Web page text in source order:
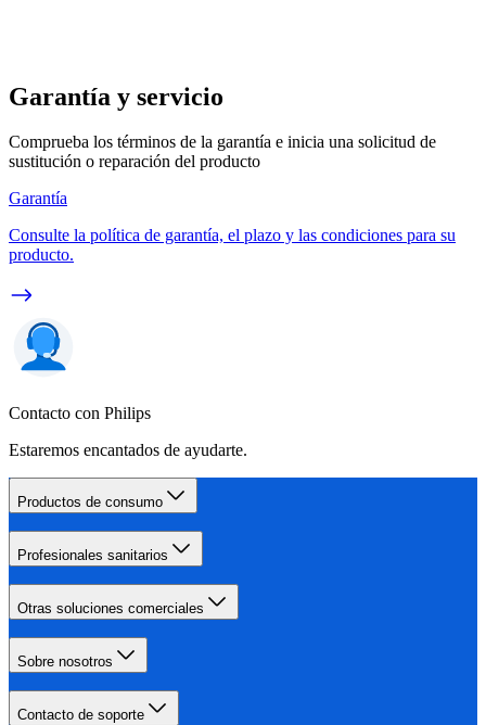
Garantía y servicio
Comprueba los términos de la garantía e inicia una solicitud de
sustitución o reparación del producto
Garantía
Consulte la política de garantía, el plazo y las condiciones para su
producto.
Contacto con Philips
Estaremos encantados de ayudarte.
Productos de consumo
Profesionales sanitarios
Otras soluciones comerciales
Sobre nosotros
Contacto de soporte